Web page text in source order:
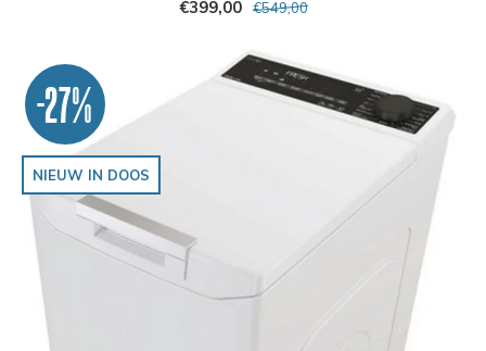
€399,00 €549,00
-27%
NIEUW IN DOOS